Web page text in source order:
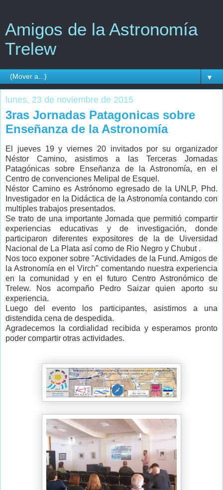
Amigos de la Astronomía
Trelew
▼
lunes, 23 de noviembre de 2015
3ras Jornadas Patagonicas sobre
Enseñanza de la Astronomía
El jueves 19 y viernes 20 invitados por su organizador
Néstor Camino, asistimos a las Terceras Jornadas
Patagónicas sobre Enseñanza de la Astronomía, en el
Centro de convenciones Melipal de Esquel.
Néstor Camino es Astrónomo egresado de la UNLP, Phd.
Investigador en la Didáctica de la Astronomía contando con
multiples trabajos presentados.
Se trato de una importante Jornada que permitió compartir
experiencias educativas y de investigación, donde
participaron diferentes expositores de lade Uiversidad
Nacional de La Plata así como de Rio Negro y Chubut .
Nos toco exponer sobre "Actividades de la Fund. Amigos de
la Astronomía en el Virch" comentando nuestra experiencia
en la comunidad y en el futuro Centro Astronómico de
Trelew. Nos acompaño Pedro Saizar quien aporto su
experiencia.
Luego del evento los participantes, asistimos a una
distendida cena de despedida.
Agradecemos la cordialidad recibida y esperamos pronto
poder compartir otras actividades.